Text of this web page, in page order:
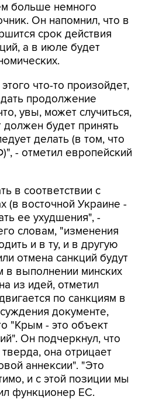
больше немного
Он напомнил, что в
срок действия
а в июле будет
что-то произойдет,
продолжение
увы, может случиться,
должен будет принять
делать (в том, что
- отметил европейский
в соответствии с
(в восточной Украине -
ее ухудшения", -
словам, "изменения
и в ту, и в другую
отмена санкций будут
в выполнении минских
из идей, отметил
по санкциям в
документе,
"Крым - это объект
Он подчеркнул, что
она отрицает
аннексии". "Это
и с этой позиции мы
функционер ЕС.